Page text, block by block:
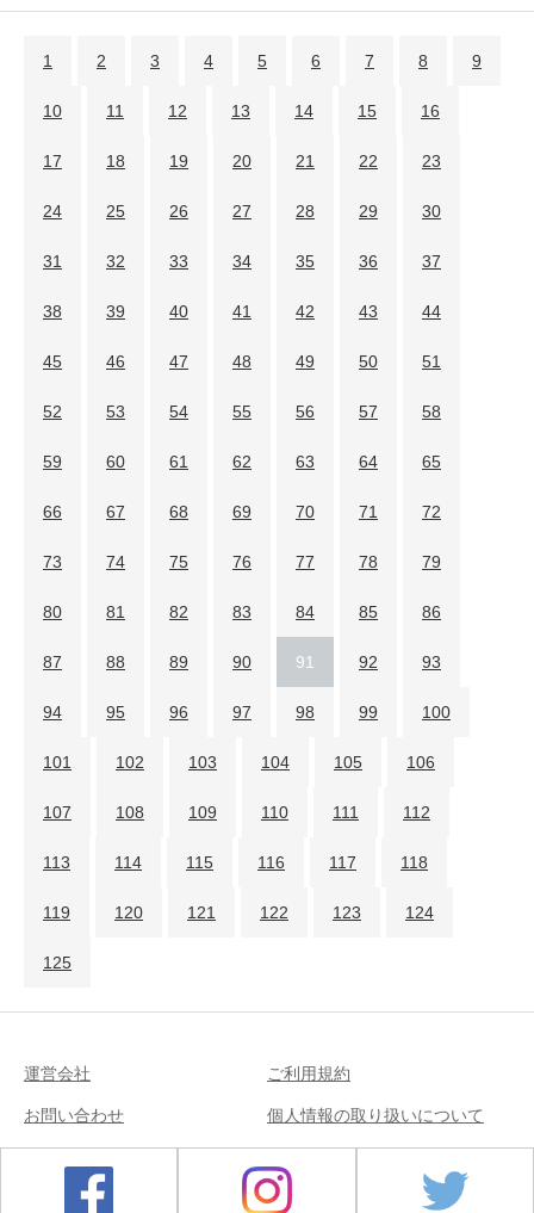
1 2 3 4 5 6 7 8 9
10 11 12 13 14 15 16
17 18 19 20 21 22 23
24 25 26 27 28 29 30
31 32 33 34 35 36 37
38 39 40 41 42 43 44
45 46 47 48 49 50 51
52 53 54 55 56 57 58
59 60 61 62 63 64 65
66 67 68 69 70 71 72
73 74 75 76 77 78 79
80 81 82 83 84 85 86
87 88 89 90 91 92 93
94 95 96 97 98 99 100
101 102 103 104 105 106
107 108 109 110 111 112
113 114 115 116 117 118
119 120 121 122 123 124
125
運営会社 ご利用規約
お問い合わせ 個人情報の取り扱いについて
Copyright © 2018